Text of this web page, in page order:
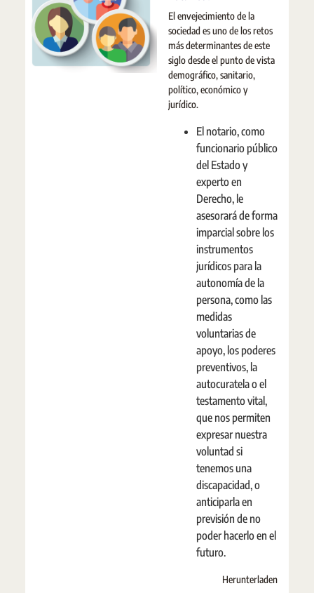
El envejecimiento de la
sociedad es uno de los retos
más determinantes de este
siglo desde el punto de vista
demográfico, sanitario,
político, económico y
jurídico.
El notario, como
funcionario público
del Estado y
experto en
Derecho, le
asesorará de forma
imparcial sobre los
instrumentos
jurídicos para la
autonomía de la
persona, como las
medidas
voluntarias de
apoyo, los poderes
preventivos, la
autocuratela o el
testamento vital,
que nos permiten
expresar nuestra
voluntad si
tenemos una
discapacidad, o
anticiparla en
previsión de no
poder hacerlo en el
futuro.
Herunterladen